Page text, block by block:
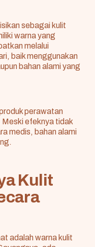
sebagai kulit
warna yang
melalui
baik menggunakan
bahan alami yang
perawatan
Meski efeknya tidak
medis, bahan alami
Kulit
adalah warna kulit